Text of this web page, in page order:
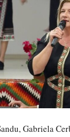
Gabriela